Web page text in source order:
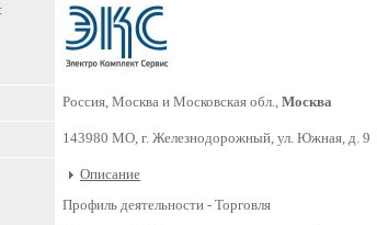
Россия, Москва и Московская обл., Москва
143980 МО, г. Железнодорожный, ул. Южная, д. 9
Описание
Профиль деятельности - Торговля